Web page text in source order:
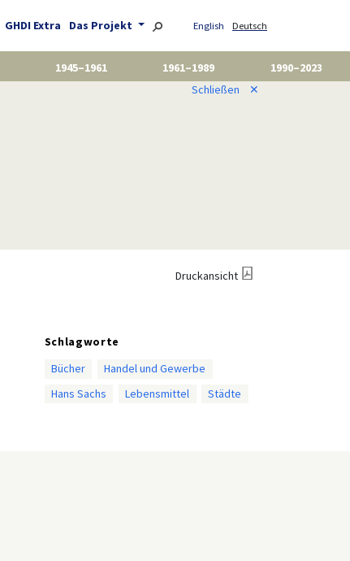
GHDI Extra Das Projekt English Deutsch
1945–1961 1961–1989
1990–2023
Schließen ✕
Druckansicht
Schlagworte
Bücher
Handel und Gewerbe
Hans Sachs
Lebensmittel Städte